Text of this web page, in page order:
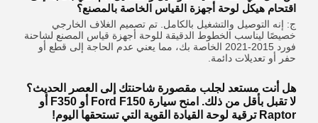
اقتحام هيكل لوحة أجهزة القياس الخاصة بالمصنع؟
ج: إنه التوصيل والتشغيل بالكامل. تم تصميم الغلاف الخارجي
خصيصًا ليناسب الخطوط الدقيقة للوحة أجهزة قياس المصنع لشاحنة
فورد 2015-2021 الخاصة بك، مما يعني عدم الحاجة إلى قطع أو
حفر أو تعديلات دائمة.
هل أنت مستعد لجلب مقصورة شاحنتك إلى العصر الحديث؟
لا تقبل بأقل من ذلك. امنح سيارة Ford F150 أو F350 أو
Raptor ترقية لوحة القيادة القوية التي تستحقها اليوم!